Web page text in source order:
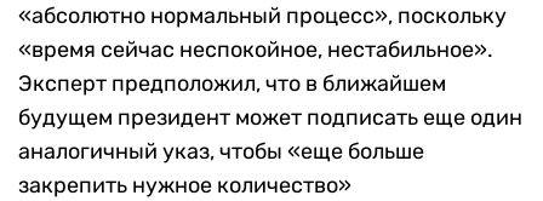
«абсолютно нормальный процесс», поскольку
«время сейчас неспокойное, нестабильное».
Эксперт предположил, что в ближайшем
будущем президент может подписать еще один
аналогичный указ, чтобы «еще больше
закрепить нужное количество»